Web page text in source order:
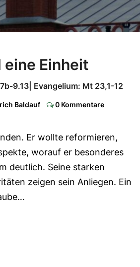
eine Einheit
9.13| Evangelium: Mt 23,1-12
Baldauf Comments
0 Kommentare
Er wollte reformieren,
worauf er besonderes
deutlich. Seine starken
zeigen sein Anliegen. Ein